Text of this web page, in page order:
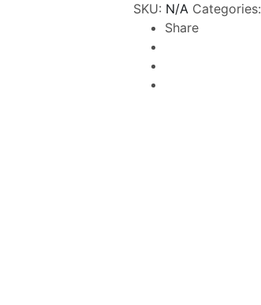
quantity
SKU: N/A Categories:
Share